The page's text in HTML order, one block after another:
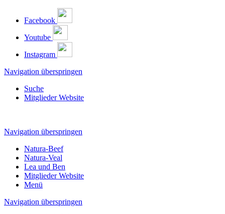
Facebook
Youtube
Instagram
Navigation überspringen
Suche
Mitglieder Website
Navigation überspringen
Natura-Beef
Natura-Veal
Lea und Ben
Mitglieder Website
Menü
Navigation überspringen